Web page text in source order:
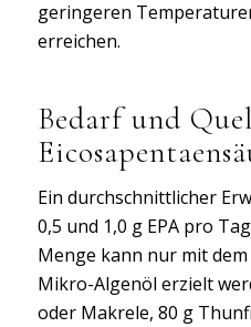
geringeren
erreichen.
Bedarf und
Ein durchschnittlicher
0,5 und 1,0 g EPA pro
Menge kann nur mit
Mikro-Algenöl erzielt
oder Makrele, 80 g